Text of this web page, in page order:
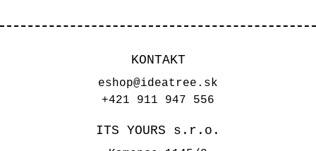
KONTAKT
eshop@ideatree.sk
+421 911 947 556
ITS YOURS s.r.o.